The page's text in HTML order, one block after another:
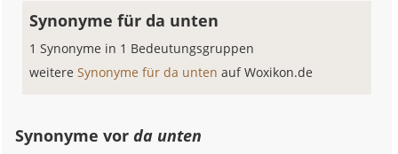
Synonyme für da unten
1 Synonyme in 1 Bedeutungsgruppen
weitereSynonyme für da untenauf Woxikon.de
Synonyme vorda unten